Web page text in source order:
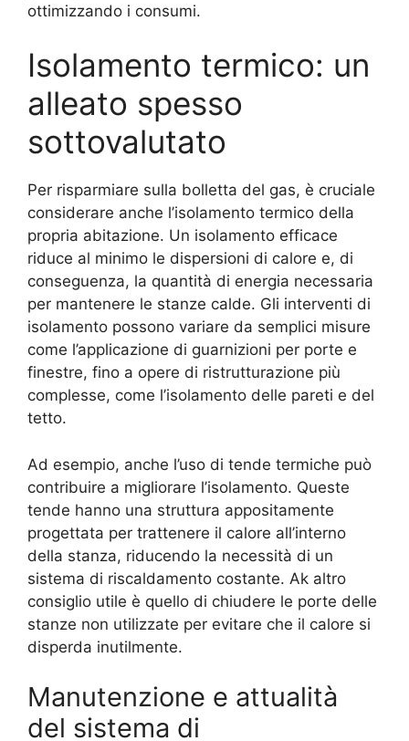
ottimizzando i consumi.
Isolamento termico: un
alleato spesso
sottovalutato
Per risparmiare sulla bolletta del gas, è cruciale
considerare anche l’isolamento termico della
propria abitazione. Un isolamento efficace
riduce al minimo le dispersioni di calore e, di
conseguenza, la quantità di energia necessaria
per mantenere le stanze calde. Gli interventi di
isolamento possono variare da semplici misure
come l’applicazione di guarnizioni per porte e
finestre, fino a opere di ristrutturazione più
complesse, come l’isolamento delle pareti e del
tetto.
Ad esempio, anche l’uso di tende termiche può
contribuire a migliorare l’isolamento. Queste
tende hanno una struttura appositamente
progettata per trattenere il calore all’interno
della stanza, riducendo la necessità di un
sistema di riscaldamento costante. Ak altro
consiglio utile è quello di chiudere le porte delle
stanze non utilizzate per evitare che il calore si
disperda inutilmente.
Manutenzione e attualità
del sistema di